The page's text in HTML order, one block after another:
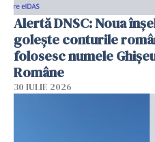
Alertă DNSC: Noua
golește conturile
folosesc numele
Române
30 IULIE 2026